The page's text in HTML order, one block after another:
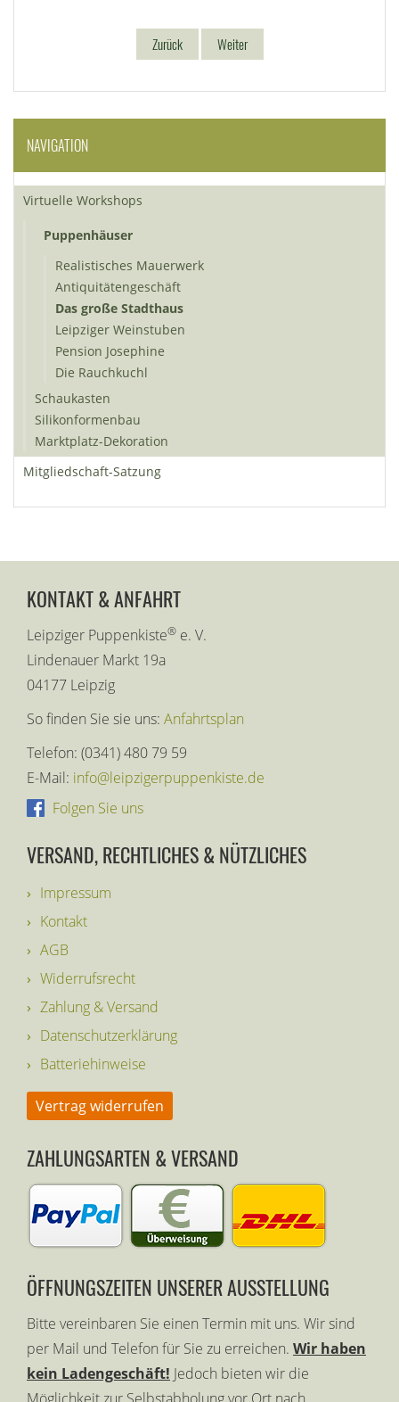
Zurück Weiter
NAVIGATION
Virtuelle Workshops
Puppenhäuser
Realistisches Mauerwerk
Antiquitätengeschäft
Das große Stadthaus
Leipziger Weinstuben
Pension Josephine
Die Rauchkuchl
Schaukasten
Silikonformenbau
Marktplatz-Dekoration
Mitgliedschaft-Satzung
KONTAKT & ANFAHRT
Leipziger Puppenkiste® e. V.
Lindenauer Markt 19a
04177 Leipzig
So finden Sie sie uns: Anfahrtsplan
Telefon: (0341) 480 79 59
E-Mail: info@leipzigerpuppenkiste.de
Folgen Sie uns
VERSAND, RECHTLICHES & NÜTZLICHES
Impressum
Kontakt
AGB
Widerrufsrecht
Zahlung & Versand
Datenschutzerklärung
Batteriehinweise
Vertrag widerrufen
ZAHLUNGSARTEN & VERSAND
ÖFFNUNGSZEITEN UNSERER AUSSTELLUNG
Bitte vereinbaren Sie einen Termin mit uns. Wir sind
per Mail und Telefon für Sie zu erreichen. Wir haben
kein Ladengeschäft! Jedoch bieten wir die